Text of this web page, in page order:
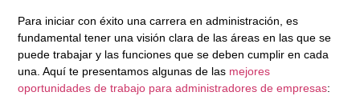
Para iniciar con éxito una carrera en administración, es
fundamental tener una visión clara de las áreas en las que se
puede trabajar y las funciones que se deben cumplir en cada
una. Aquí te presentamos algunas de las mejores
oportunidades de trabajo para administradores de empresas: